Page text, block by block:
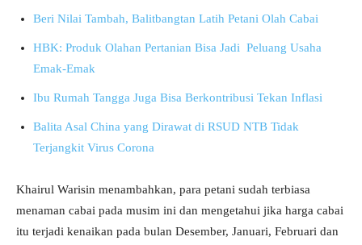
Beri Nilai Tambah, Balitbangtan Latih Petani Olah Cabai
HBK: Produk Olahan Pertanian Bisa Jadi Peluang Usaha
Emak-Emak
Ibu Rumah Tangga Juga Bisa Berkontribusi Tekan Inflasi
Balita Asal China yang Dirawat di RSUD NTB Tidak
Terjangkit Virus Corona
Khairul Warisin menambahkan, para petani sudah terbiasa
menaman cabai pada musim ini dan mengetahui jika harga cabai
itu terjadi kenaikan pada bulan Desember, Januari, Februari dan